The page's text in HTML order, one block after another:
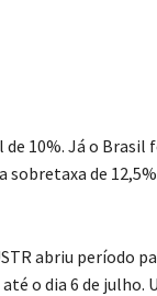
10%. Já o Brasil
sobretaxa de
abriu período
o dia 6 de julho.